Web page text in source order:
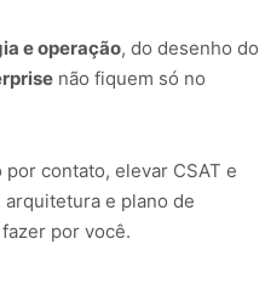
e operação, do desenho do
não fiquem só no
contato, elevar CSAT e
arquitetura e plano de
por você.